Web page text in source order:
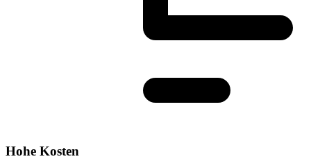
Hohe Kosten